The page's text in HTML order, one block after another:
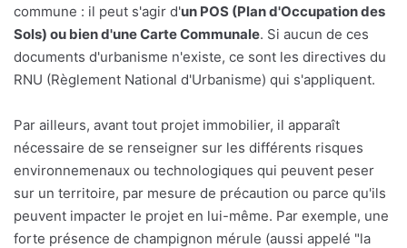
commune : il peut s'agir d'un POS (Plan d'Occupation des
Sols) ou bien d'une Carte Communale. Si aucun de ces
documents d'urbanisme n'existe, ce sont les directives du
RNU (Règlement National d'Urbanisme) qui s'appliquent.
Par ailleurs, avant tout projet immobilier, il apparaît
nécessaire de se renseigner sur les différents risques
environnemenaux ou technologiques qui peuvent peser
sur un territoire, par mesure de précaution ou parce qu'ils
peuvent impacter le projet en lui-même. Par exemple, une
forte présence de champignon mérule (aussi appelé "la